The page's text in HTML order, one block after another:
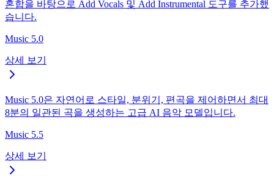
혼합을 바탕으로 Add Vocals 및 Add Instrumental 도구를 추가했
습니다.
Music 5.0
상세 보기
Music 5.0은 자연어로 스타일, 분위기, 편곡을 제어하면서 최대
8분의 일관된 곡을 생성하는 고급 AI 음악 모델입니다.
Music 5.5
상세 보기